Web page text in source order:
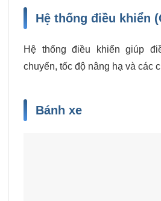
Hệ thống điều khiển
Hệ thống điều khiển giúp
chuyển, tốc độ nâng hạ và các
Bánh xe